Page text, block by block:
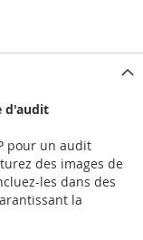
d'audit
pour un audit
des images de
les dans des
la